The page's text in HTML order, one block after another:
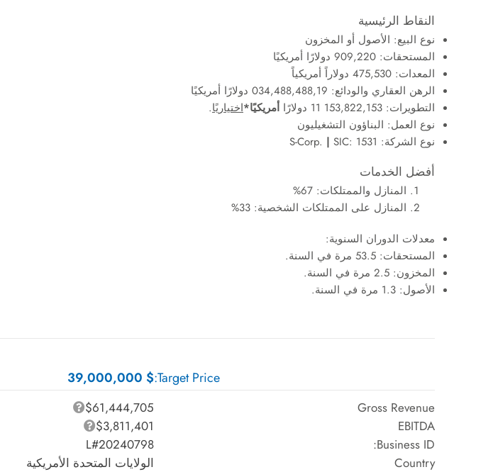
النقاط الرئيسية
نوع البيع: الأصول أو المخزون
المستحقات: 909,220 دولارًا أمريكيًا
المعدات: 475,530 دولاراً أمريكياً
الرهن العقاري والودائع: 034,488,488,19 دولارًا أمريكيًا
التطويرات: 153,822,153 11 دولارًا
أمريكيًا*اختياريًا.
نوع العمل: البناؤون التشغيليون
نوع الشركة: S-Corp.
| SIC: 1531
أفضل الخدمات
المنازل والممتلكات: 67%
المنازل على الممتلكات الشخصية: 33%
معدلات الدوران السنوية:
المستحقات: 53.5 مرة في السنة.
المخزون: 2.5 مرة في السنة.
الأصول: 1.3 مرة في السنة.
Target Price:
$ 39,000,000
Gross Revenue
$61,444,705
EBITDA
$3,811,401
Business ID:
L#20240798
Country
الولايات المتحدة الأمريكية